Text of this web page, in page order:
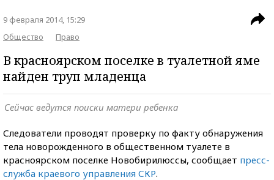
9 февраля 2014, 15:29
Общество
Право
В красноярском поселке в туалетной яме
найден труп младенца
Сейчас ведутся поиски матери ребенка
Следователи проводят проверку по факту обнаружения
тела новорожденного в общественном туалете в
красноярском поселке Новобирилюссы, сообщает пресс-
служба краевого управления СКР.